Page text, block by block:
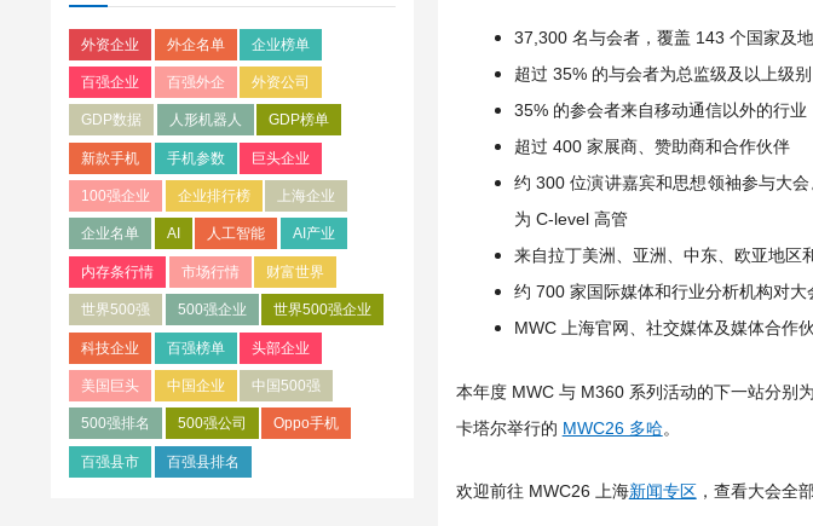
外资企业 外企名单 企业榜单
百强企业 百强外企 外资公司
GDP数据 人形机器人 GDP榜单
新款手机 手机参数 巨头企业
100强企业 企业排行榜 上海企业
企业名单 AI 人工智能 AI产业
内存条行情 市场行情 财富世界
世界500强 500强企业 世界500强企业
科技企业 百强榜单 头部企业
美国巨头 中国企业 中国500强
500强排名 500强公司 Oppo手机
百强县市 百强县排名
37,300 名与会者，覆盖 143 个国家及
超过 35% 的与会者为总监级及以上级
35% 的参会者来自移动通信以外的行业
超过 400 家展商、赞助商和合作伙伴
约 300 位演讲嘉宾和思想领袖参与大
为 C-level 高管
来自拉丁美洲、亚洲、中东、欧亚地区
约 700 家国际媒体和行业分析机构对大
MWC 上海官网、社交媒体及媒体合作
本年度 MWC 与 M360 系列活动的下一站分别
卡塔尔举行的 MWC26 多哈。
欢迎前往 MWC26 上海新闻专区，查看大会全